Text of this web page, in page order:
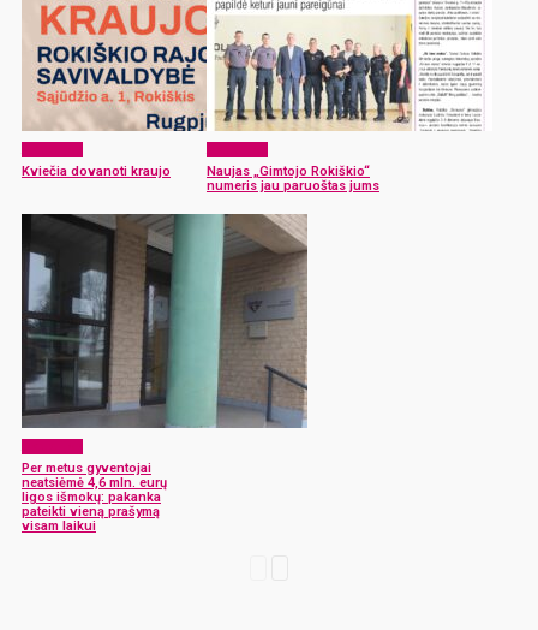
Kviečia dovanoti kraujo
Naujas „Gimtojo Rokiškio“
numeris jau paruoštas jums
Per metus gyventojai
neatsiėmė 4,6 mln. eurų
ligos išmokų: pakanka
pateikti vieną prašymą
visam laikui